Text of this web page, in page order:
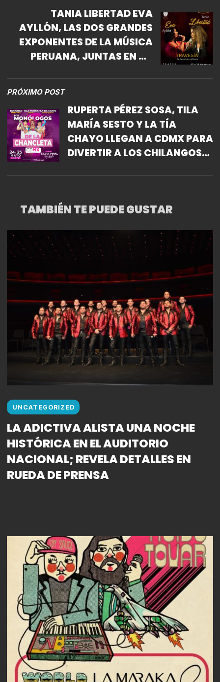
TANIA LIBERTAD EVA
AYLLÓN, LAS DOS GRANDES
EXPONENTES DE LA MÚSICA
PERUANA, JUNTAS EN UN
PRÓXIMO POST
RUPERTA PÉREZ SOSA, TILA
MARÍA SESTO Y LA TÍA
CHAYO LLEGAN A CDMX PARA
DIVERTIR A LOS CHILANGOS
TAMBIÉN TE PUEDE GUSTAR
UNCATEGORIZED
LA ADICTIVA ALISTA UNA NOCHE
HISTÓRICA EN EL AUDITORIO
NACIONAL; REVELA DETALLES EN
RUEDA DE PRENSA